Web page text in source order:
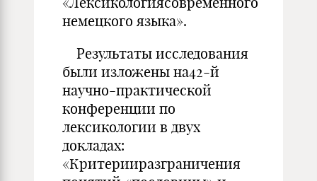
немецкого языка».
Результаты исследования
были изложены на42-й
научно-практической
конференции по
лексикологии в двух
докладах:
«Критерииразграничения